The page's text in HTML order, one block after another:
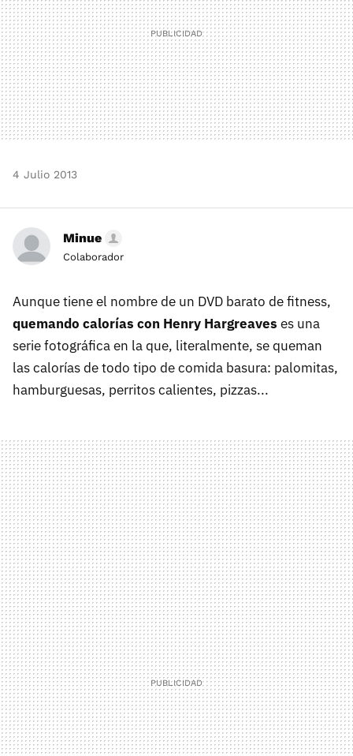
4 Julio 2013
Minue
Colaborador
Aunque tiene el nombre de un DVD barato de fitness,
quemando calorías con Henry Hargreaves es una
serie fotográfica en la que, literalmente, se queman
las calorías de todo tipo de comida basura: palomitas,
hamburguesas, perritos calientes, pizzas...